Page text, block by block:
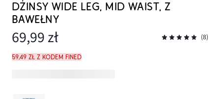
DŻINSY WIDE LEG, MID WAIST, Z
BAWEŁNY
69,99 zł (8)
59,49 zł z kodem FINED